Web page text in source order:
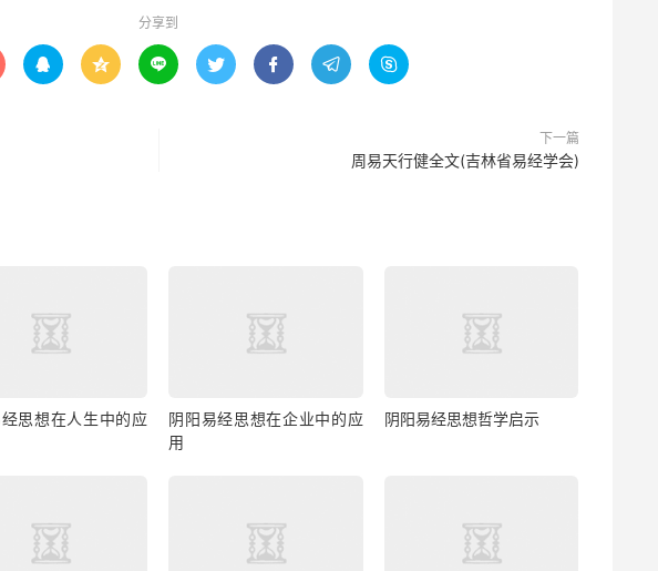
分享到
      
下一篇
周易天行健全文(吉林省易经学会)
思想在人生中的应
阴阳易经思想在企业中的应
用
阴阳易经思想哲学启示